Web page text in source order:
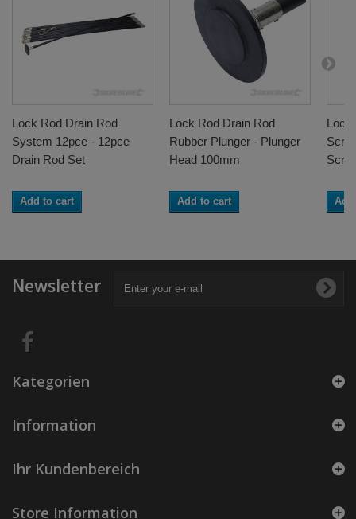
Lock Rod Drain Rod
System 12pce - 12pce
Drain Rod Set
Add to cart
Lock Rod Drain Rod
Rubber Plunger - Plunger
Head 100mm
Add to cart
Lock
Newsletter
Kategorien
Information
Ihr Kundenbereich
Store Information